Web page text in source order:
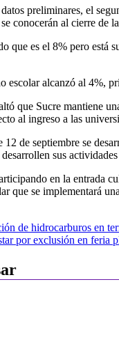
preliminares, el
conocerán al cierre de
que es el 8% pero
escolar alcanzó al 4%,
que Sucre mantiene
al ingreso a las
de septiembre se
sus
en la entrada
que se implementará
de hidrocarburos en
por exclusión en feria